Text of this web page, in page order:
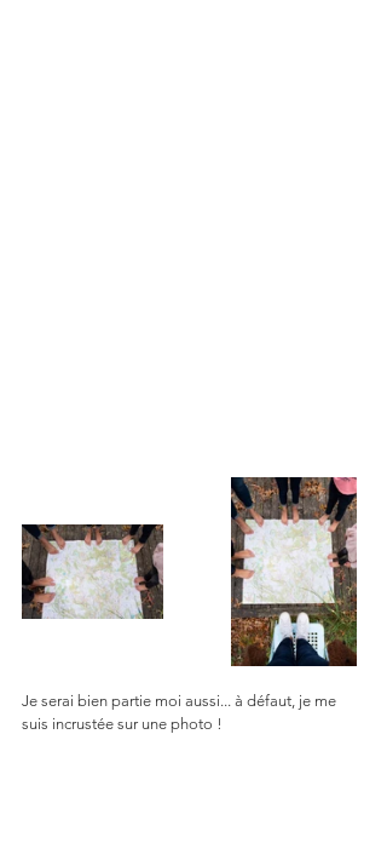
Je serai bien partie moi aussi... à défaut, je me
suis incrustée sur une photo !